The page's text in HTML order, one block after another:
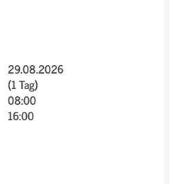
29.08.2026
(1 Tag)
08:00
16:00